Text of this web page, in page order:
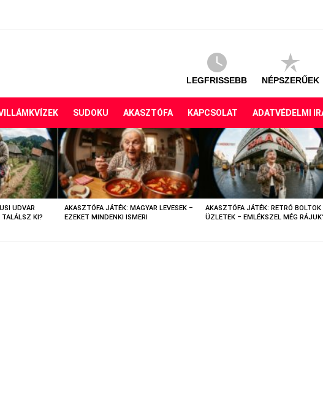
LEGFRISSEBB NÉPSZERŰEK
SUDOKU AKASZTÓFA KAPCSOLAT ADATVÉDELMI
UDVAR
TALÁLSZ KI?
AKASZTÓFA JÁTÉK: MAGYAR LEVESEK –
EZEKET MINDENKI ISMERI
AKASZTÓFA JÁTÉK: RETRÓ BOLTOK
ÜZLETEK – EMLÉKSZEL MÉG